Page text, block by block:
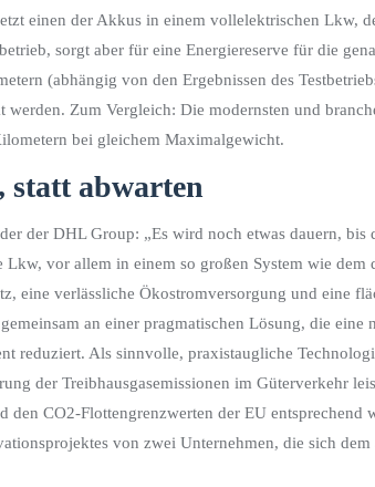
einen der Akkus in einem vollelektrischen Lkw,
sorgt aber für eine Energiereserve für die
(abhängig von den Ergebnissen des
werden. Zum Vergleich: Die modernsten und
bei gleichem Maximalgewicht.
statt abwarten
der DHL Group: „Es wird noch etwas dauern,
vor allem in einem so großen System wie dem
eine verlässliche Ökostromversorgung und eine
an einer pragmatischen Lösung, die
reduziert. Als sinnvolle, praxistaugliche
der Treibhausgasemissionen im Güterverkehr
den CO2-Flottengrenzwerten der EU
von zwei Unternehmen, die sich